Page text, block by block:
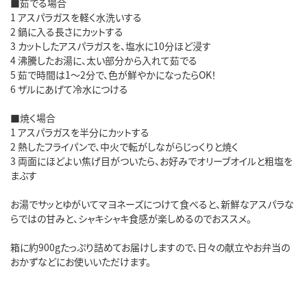
1 アスパラガスを軽く水洗いする
2 鍋に入る長さにカットする
3 カットしたアスパラガスを、塩水に10分ほど浸す
4 沸騰したお湯に、太い部分から入れて茹でる
5 茹で時間は1～2分で、色が鮮やかになったらOK！
6 ザルにあげて冷水につける
■焼く場合
1 アスパラガスを半分にカットする
2 熱したフライパンで、中火で転がしながらじっくりと焼く
3 両面にほどよい焦げ目がついたら、お好みでオリーブオイルと粗塩を
まぶす
お湯でサッとゆがいてマヨネーズにつけて食べると、新鮮なアスパラな
らではの甘みと、シャキシャキ食感が楽しめるのでおススメ。
箱に約900gたっぷり詰めてお届けしますので、日々の献立やお弁当の
おかずなどにお使いいただけます。